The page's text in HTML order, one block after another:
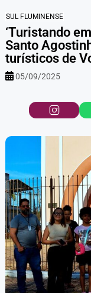
SUL FLUMINENSE
‘Turistando
Santo
turísticos de
05/09/2025